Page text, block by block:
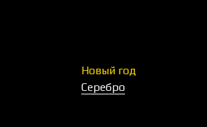
Новый год
Серебро